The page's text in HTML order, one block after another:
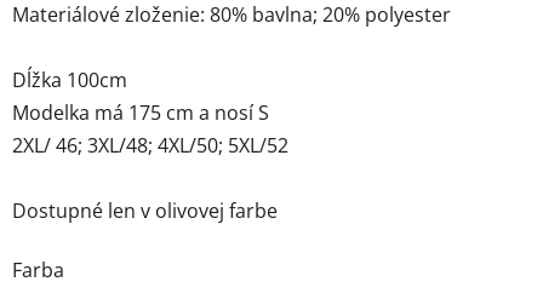
Materiálové zloženie: 80% bavlna; 20% polyester
Dĺžka 100cm
Modelka má 175 cm a nosí S
2XL/ 46; 3XL/48; 4XL/50; 5XL/52
Dostupné len v olivovej farbe
Farba